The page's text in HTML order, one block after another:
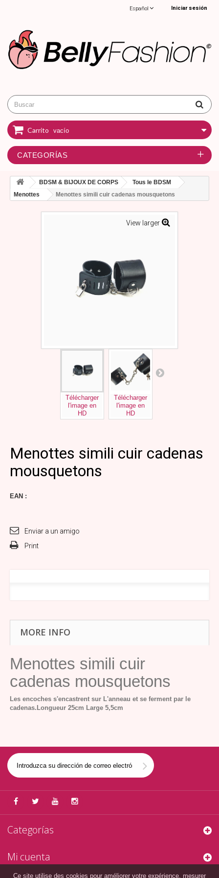
Iniciar sesión
Español
Carrito vacío
CATEGORÍAS
BDSM & BIJOUX DE CORPS
Tous le BDSM
Menottes
Menottes simili cuir cadenas mousquetons
View larger
Télécharger
l'image en
HD
Télécharger
l'image en
HD
Menottes simili cuir cadenas
mousquetons
EAN :
Enviar a un amigo
Print
MORE INFO
Menottes simili cuir
cadenas mousquetons
Les encoches s'encastrent sur L'anneau et se ferment par le
cadenas. Longueur 25cm Large 5,5cm
Categorías
Mi cuenta
Ce site utilise des cookies pour améliorer votre expérience, mesurer